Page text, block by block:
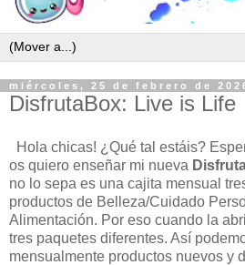
miércoles, 25 de febrero de
DisfrutaBox: Live is Life
Hola chicas! ¿Qué tal estáis?
os quiero enseñar mi nueva
no lo sepa es una cajita mensual
productos de Belleza/Cuidado
Alimentación. Por eso cuando la
tres paquetes diferentes. Así
mensualmente productos nuevos y